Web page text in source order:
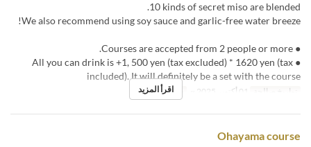
10 kinds of secret miso are blended.
We also recommend using soy sauce and garlic-free water breeze!
● Courses are accepted from 2 people or more.
● All you can drink is +1, 500 yen (tax excluded) * 1620 yen (tax
included). It will definitely be a set with the course
تواريخ صالحة حد الطلب 2 ~
اقرأ المزيد
Ohayama course